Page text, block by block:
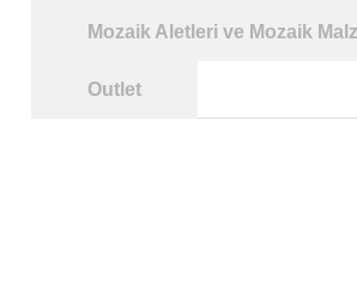
Mozaik Aletleri ve Mozaik
Outlet